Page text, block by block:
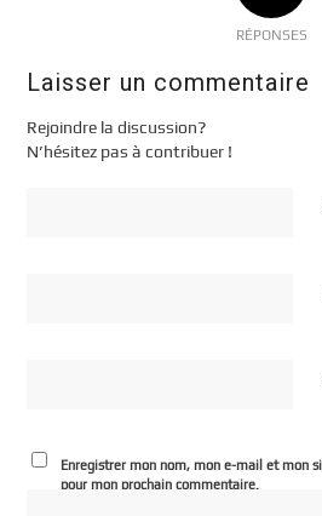
RÉPONSES
Laisser un commentaire
Rejoindre la discussion?
N’hésitez pas à contribuer !
Enregistrer mon nom, mon e-mail et mon
pour mon prochain commentaire.